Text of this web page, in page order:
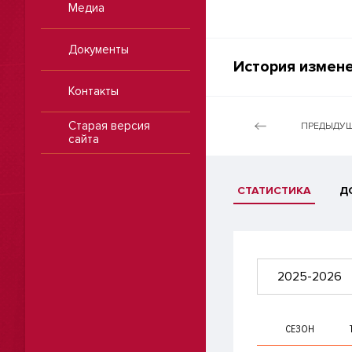
Медиа
Документы
Контакты
Старая версия
сайта
История
СТАТИСТИКА
2025-2026
СЕЗОН